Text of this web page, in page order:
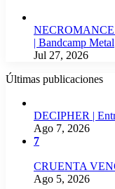
| Bandcamp Metal
Jul 27, 2026
Últimas publicaciones
DECIPHER |
Ago 7, 2026
7
CRUENTA
Ago 5, 2026